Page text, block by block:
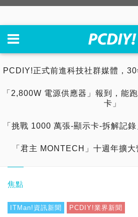
PCDIY!正式前進科技社群媒體，30
「2,800W 電源供應器」報到，能
卡」
「挑戰 1000 萬張-顯示卡-拆解記
「君主 MONTECH」十週年擴
焦點
ITMan!資訊新聞 PCDIY!業界新聞